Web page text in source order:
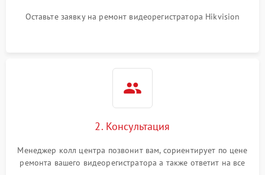
Оставьте заявку на ремонт видеорегистратора Hikvision
2. Консультация
Менеджер колл центра позвонит вам, сориентирует по цене
ремонта вашего видеорегистратора а также ответит на все